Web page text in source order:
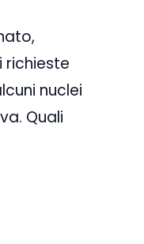
richieste
nuclei
Quali